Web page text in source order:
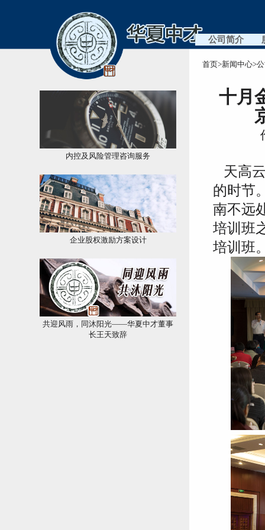
公司简介
内控及风险管理咨询服务
企业股权激励方案设计
共迎风雨，同沐阳光——华夏中才董事
长王天致辞
首页>新闻中心>
十月
天高
的时节
南不远
培训班
培训班